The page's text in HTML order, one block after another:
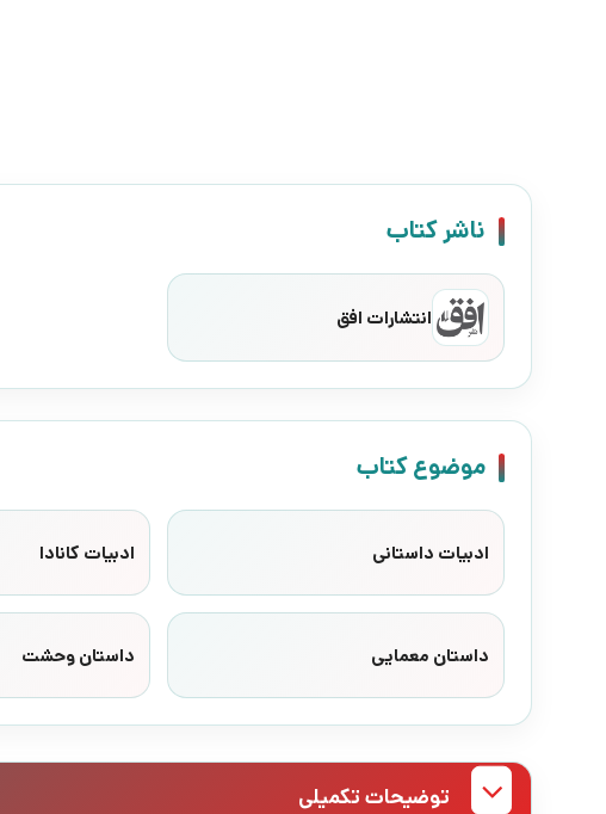
ناشر کتاب
انتشارات افق
موضوع کتاب
ادبیات داستانی ادبیات کانادا
داستان معمایی داستان وحشت
توضیحات تکمیلی